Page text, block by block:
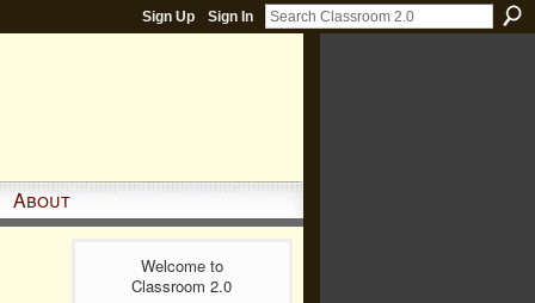
Sign Up Sign In
About
Welcome to
Classroom 2.0